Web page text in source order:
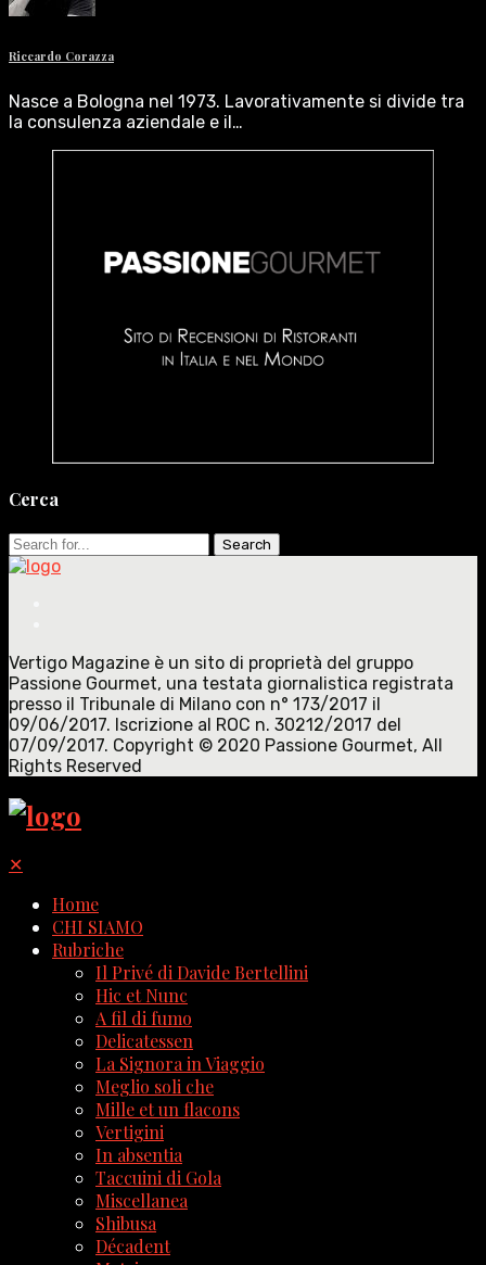
Riccardo Corazza
Nasce a Bologna nel 1973. Lavorativamente si divide tra
la consulenza aziendale e il…
Cerca
Search
for:
Vertigo Magazine è un sito di proprietà del gruppo
Passione Gourmet, una testata giornalistica registrata
presso il Tribunale di Milano con n° 173/2017 il
09/06/2017. Iscrizione al ROC n. 30212/2017 del
07/09/2017. Copyright © 2020 Passione Gourmet, All
Rights Reserved
✕
Home
CHI SIAMO
Rubriche
Il Privé di Davide Bertellini
Hic et Nunc
A fil di fumo
Delicatessen
La Signora in Viaggio
Meglio soli che
Mille et un flacons
Vertigini
In absentia
Taccuini di Gola
Miscellanea
Shibusa
Décadent